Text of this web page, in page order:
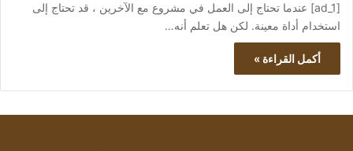
[ad_1] عندما تحتاج إلى العمل في مشروع مع الآخرين ، قد تحتاج إلى
استخدام أداة معينة. لكن هل تعلم أنه…
أكمل القراءة »